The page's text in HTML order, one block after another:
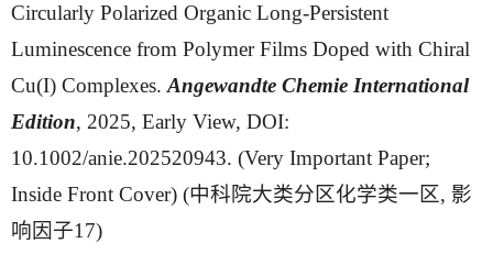
Circularly Polarized Organic Long-Persistent
Luminescence from Polymer Films Doped with Chiral
Cu(I) Complexes. Angewandte Chemie International
Edition, 2025, Early View, DOI:
10.1002/anie.202520943. (Very Important Paper;
Inside Front Cover) (中科院大类分区化学类一区, 影
响因子17)